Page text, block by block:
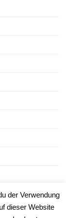
der Verwendung
dieser Website